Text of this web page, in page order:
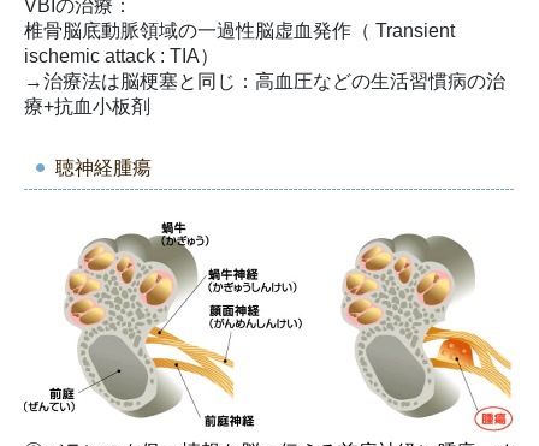
VBIの治療：
椎骨脳底動脈領域の一過性脳虚血発作（ Transient
ischemic attack : TIA）
→治療法は脳梗塞と同じ：高血圧などの生活習慣病の治
療+抗血小板剤
聴神経腫瘍